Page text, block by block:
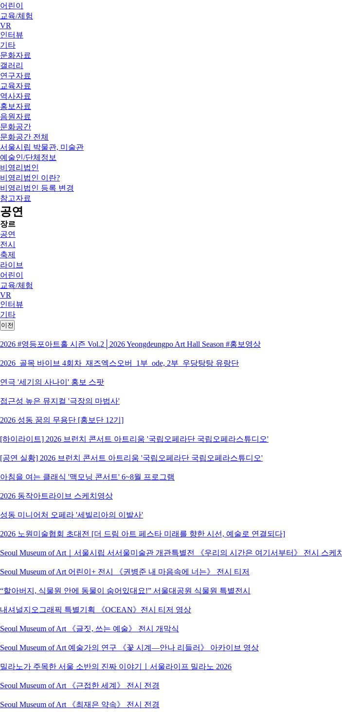
어린이
교육/체험
VR
인터뷰
기타
문화자료
갤러리
연구자료
교육자료
역사자료
홍보자료
음원자료
문화공간
문화공간 전체
서울시립 박물관, 미술관
예술인/단체정보
비영리법인
비영리법인 이란?
비영리법인 등록 변경
참고자료
공연
장르
공연
전시
축제
라이브
어린이
교육/체험
VR
인터뷰
기타
이전
2026 #영등포아트홀 시즌 Vol.2│2026 Yeongdeungpo Art Hall Season #홍보영상
2026_골목 바이브 4회차_재즈엑스오버_1부_ode, 2부_우당탕탕 유랑단
연극 '세기의 사나이' 홍보 스팟
접근성 높은 뮤지컬 '극장의 마법사'
2026 성동 꿈의 무용단 [홍보단 12기]
[하이라이트] 2026 브런치 콘서트 아트리움 '국립오페라단 국립오페라스튜디오'
[공연 실황] 2026 브런치 콘서트 아트리움 '국립오페라단 국립오페라스튜디오'
아침을 여는 클래식 '맥모닝 콘서트' 6~8월 프로그램
2026 동작아트라이브 스케치영상
성동 미니어처 오페라 '세빌리아의 이발사'
2026 노원미술협회 초대전 [더 드림 아트 페스타 미래를 향한 시선, 예술로 연결되다]
Seoul Museum of Art｜서울시립 서서울미술관 개관특별전 《우리의 시간은 여기서부터》 전시 스케치
Seoul Museum of Art 어린이+ 전시 《권병준 내 마음속에 너는》 전시 티저
“할아버지, 식물원 안에 동물이 숨어있대요!” 서울대공원 식물원 특별전시
내셔널지오그래픽 특별기획 《OCEAN》전시 티저 영상
Seoul Museum of Art 《글짓, 쓰는 예술》 전시 개막식
Seoul Museum of Art 예술가의 연구 《꽃 시계―안나 리들러》 아카이브 영상
밀라노가 주목한 서울 소반의 진짜 이야기ㅣ서울라이프 밀라노 2026
Seoul Museum of Art 《근접한 세계》 전시 전경
Seoul Museum of Art 《최재은 약속》 전시 전경